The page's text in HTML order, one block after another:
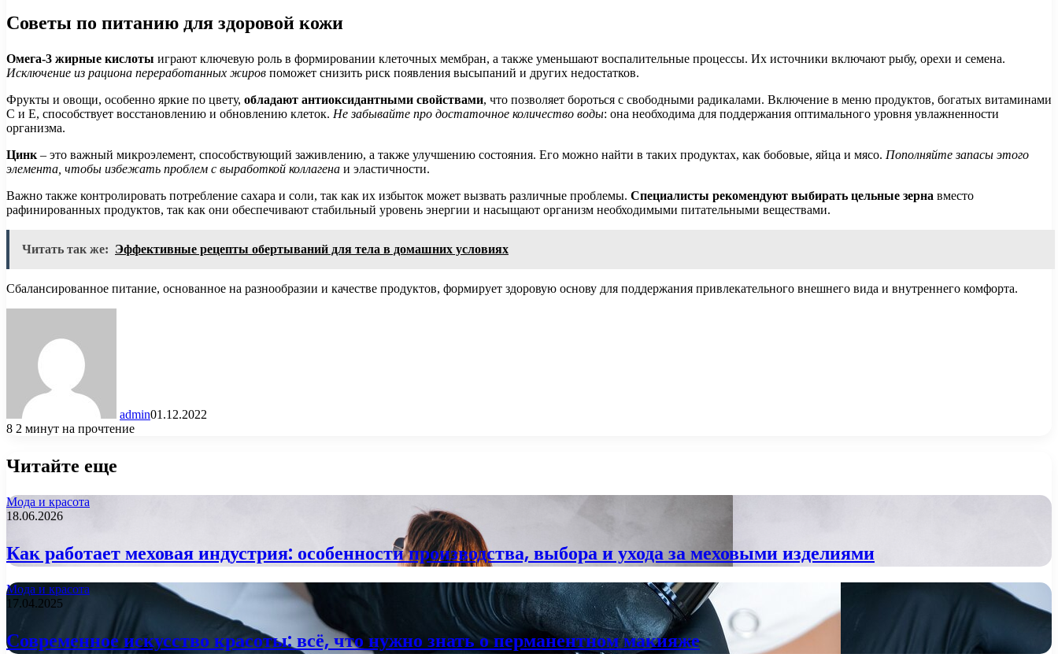
Советы по питанию для здоровой кожи
Омега-3 жирные кислоты играют ключевую роль в формировании клеточных мембран, а также уменьшают воспалительные процессы. Их источники включают рыбу, орехи и семена.
Исключение из рациона переработанных жиров поможет снизить риск появления высыпаний и других недостатков.
Фрукты и овощи, особенно яркие по цвету, обладают антиоксидантными свойствами, что позволяет бороться с свободными радикалами. Включение в меню продуктов, богатых витаминами
C и E, способствует восстановлению и обновлению клеток. Не забывайте про достаточное количество воды: она необходима для поддержания оптимального уровня увлажненности
организма.
Цинк – это важный микроэлемент, способствующий заживлению, а также улучшению состояния. Его можно найти в таких продуктах, как бобовые, яйца и мясо. Пополняйте запасы этого
элемента, чтобы избежать проблем с выработкой коллагена и эластичности.
Важно также контролировать потребление сахара и соли, так как их избыток может вызвать различные проблемы. Специалисты рекомендуют выбирать цельные зерна вместо
рафинированных продуктов, так как они обеспечивают стабильный уровень энергии и насыщают организм необходимыми питательными веществами.
Читать так же: Эффективные рецепты обертываний для тела в домашних условиях
Сбалансированное питание, основанное на разнообразии и качестве продуктов, формирует здоровую основу для поддержания привлекательного внешнего вида и внутреннего комфорта.
admin01.12.2022
8 2 минут на прочтение
Читайте еще
Мода и красота
18.06.2026
Как работает меховая индустрия: особенности производства, выбора и ухода за меховыми изделиями
Мода и красота
17.04.2025
Современное искусство красоты: всё, что нужно знать о перманентном макияже